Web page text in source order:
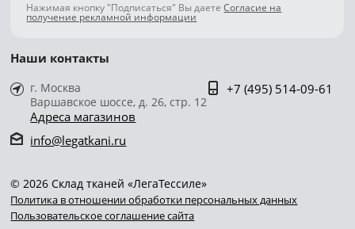
Нажимая кнопку "Подписаться" Вы даетеСогласие на
получение рекламной информации
Наши контакты
г. Москва
Варшавское шоссе, д. 26, стр. 12
Адреса магазинов
+7 (495) 514-09-61
info@legatkani.ru
© 2026 Склад тканей «ЛегаТессиле»
Политика в отношении обработки персональных данных
Пользовательское соглашение сайта